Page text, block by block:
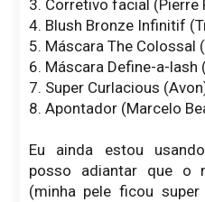
3. Corretivo facial (Pierre
4. Blush Bronze Infinitif
5. Máscara The Colossal
6. Máscara Define-a-lash
7. Super Curlacious
8. Apontador (Marcelo
Eu ainda estou
posso adiantar que o
(minha pele ficou